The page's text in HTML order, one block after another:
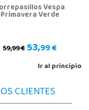
Vespa
Primavera Verde
59,99 €53,99 €
Ir al principio
CLIENTES